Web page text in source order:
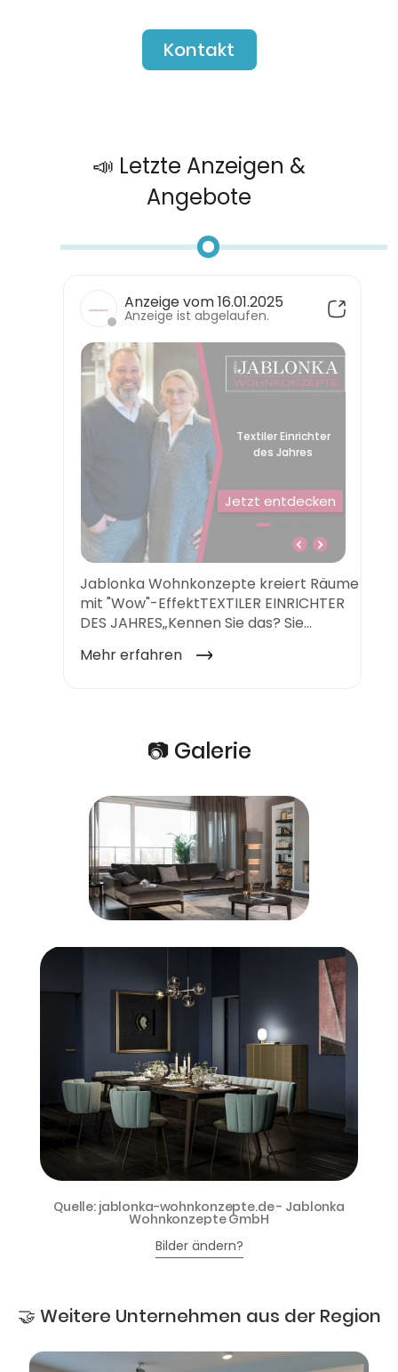
Kontakt
📷 Galerie
Quelle: jablonka-wohnkonzepte.de - Jablonka
Wohnkonzepte GmbH
Bilder ändern?
🤝 Weitere Unternehmen aus der Region